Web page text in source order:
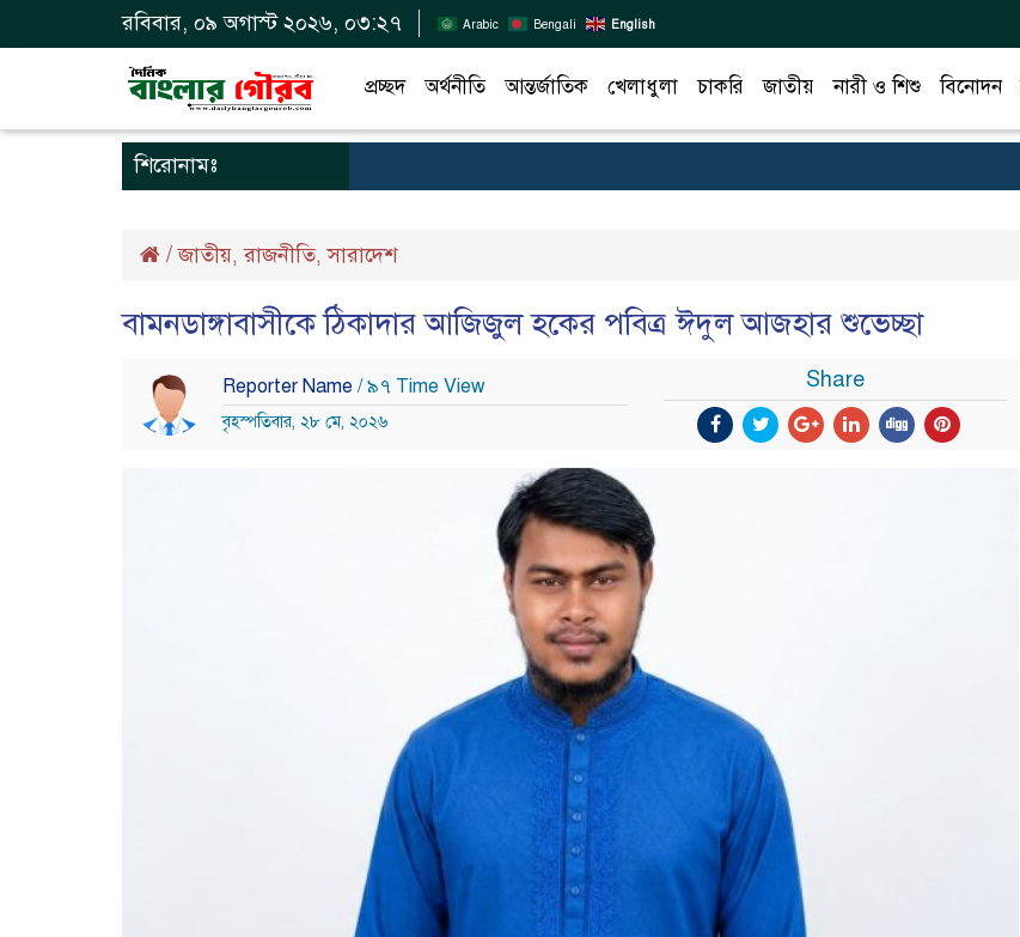
রবিবার, ০৯ অগাস্ট ২০২৬, ০৩:২৭ Arabic Bengali English
প্রচ্ছদ অর্থনীতি আন্তর্জাতিক খেলাধুলা চাকরি জাতীয় নারী ও শিশু বিনোদন
শিরোনামঃ
/জাতীয়,রাজনীতি,সারাদেশ
বামনডাঙ্গাবাসীকে ঠিকাদার আজিজুল হকের পবিত্র ঈদুল আজহার শুভেচ্ছা
Reporter Name / ৯৭ Time View
বৃহস্পতিবার, ২৮ মে, ২০২৬
Share